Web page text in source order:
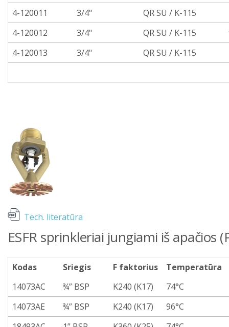
4-120011 3/4" QR SU / K-115
4-120012
3/4" QR SU / K-115
4-120013
3/4" QR SU / K-115
Tech. literatūra
ESFR sprinkleriai jungiami iš apačios
Kodas Sriegis F faktorius
Temperatūra
14073AC
¾” BSP K240 (K17)
74°C
14073AE
¾” BSP K240 (K17)
96°C